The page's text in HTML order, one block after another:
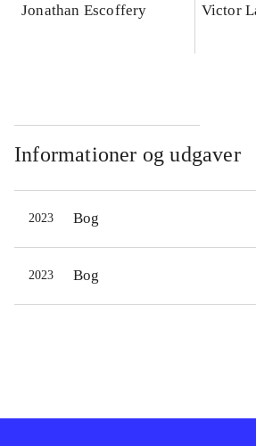
Jonathan Escoffery
Victor
Informationer og udgaver
2023 Bog
2023 Bog